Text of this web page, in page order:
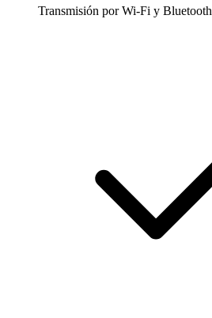
Transmisión por Wi-Fi y Bluetooth